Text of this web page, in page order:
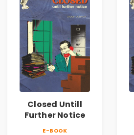
Closed Untill
Further Notice
E-BOOK